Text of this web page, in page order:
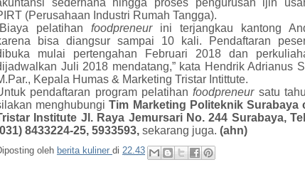
sederhana hingga proses pengurusan ijin
(Perusahaan Industri Rumah Tangga).
pelatihan foodpreneurini terjangkau kantong
bisa diangsur sampai 10 kali. Pendaftaran
mulai pertengahan Februari 2018 dan
Juli 2018 mendatang,” kata Hendrik Adrianus
Kepala Humas & Marketing Tristar Intittute.
pendaftaran program pelatihanfoodpreneur satu
menghubungiTim Marketing Politeknik Surabaya
Institute Jl. Raya Jemursari No. 244 Surabaya,
8433224-25, 5933593, sekarang juga. (ahn)
oleh berita kuliner di 22.43